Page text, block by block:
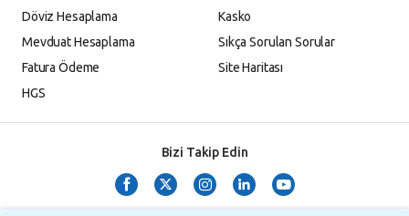
Döviz Hesaplama
Mevduat Hesaplama
Fatura Ödeme
HGS
Kasko
Sıkça Sorulan Sorular
Site Haritası
Bizi Takip Edin